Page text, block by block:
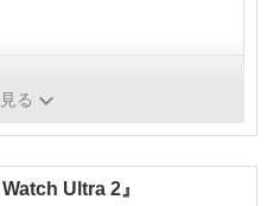
など
る
Ultra 2』